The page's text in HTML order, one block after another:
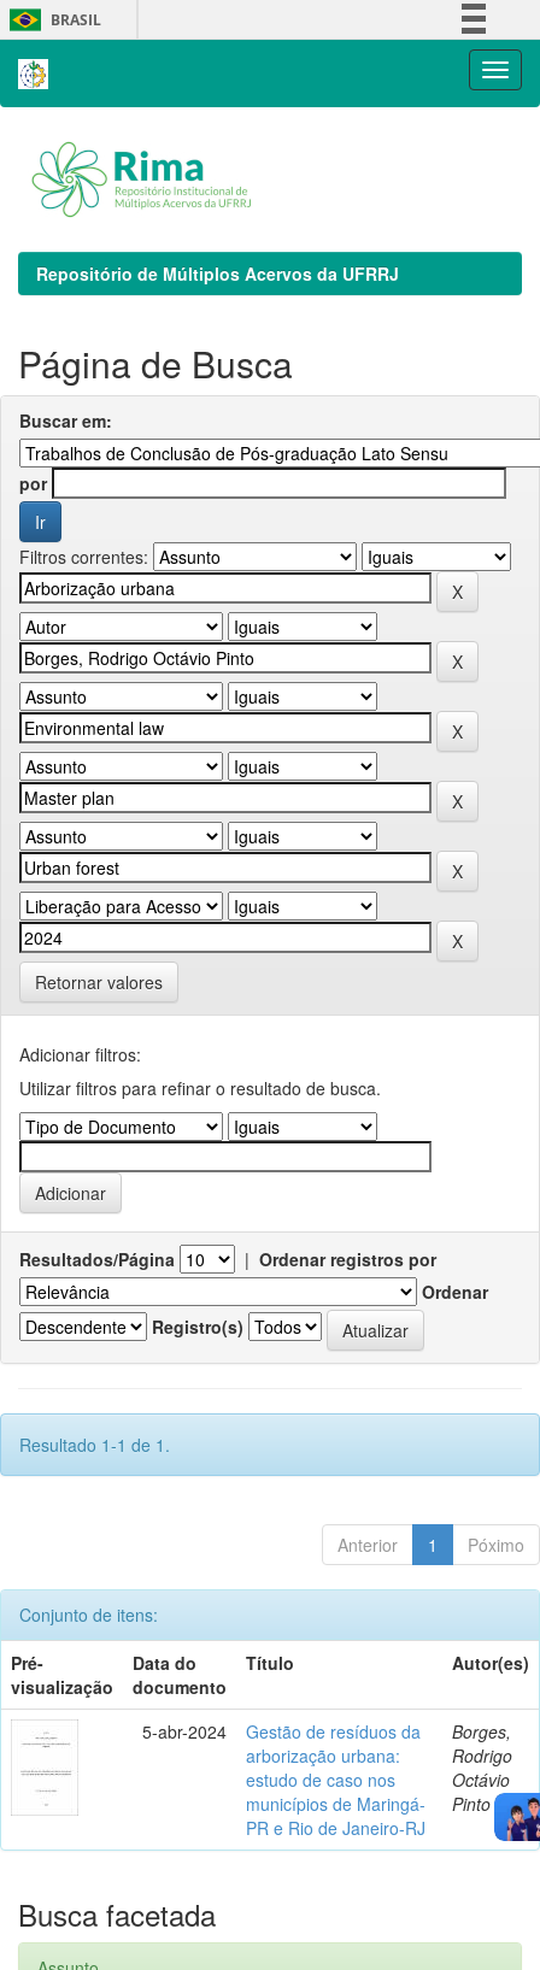
Skip
navigation
BRASIL
Repositório de Múltiplos Acervos da UFRRJ
Página de Busca
Buscar em:
por
Filtros correntes:
Retornar valores
Adicionar filtros:
Utilizar filtros para refinar o resultado de busca.
Resultados/Página | Ordenar registros por
Ordenar
Registro(s)
Resultado 1-1 de 1.
Anterior 1 Póximo
Conjunto de itens:
Pré-
visualização
Data do
documento
Título Autor(es)
5-abr-2024
Gestão de resíduos da
arborização urbana:
estudo de caso nos
municípios de Maringá-
PR e Rio de Janeiro-RJ
Borges,
Rodrigo
Octávio
Pinto
Busca facetada